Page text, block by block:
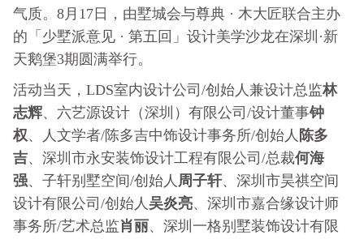
气质。8月17日，由墅城会与尊典 · 木大匠联合主办
的「少墅派意见 · 第五回」设计美学沙龙在深圳·新
天鹅堡3期圆满举行。
活动当天，LDS室内设计公司/创始人兼设计总监林
志辉、六艺源设计（深圳）有限公司/设计董事钟
权、人文学者/陈多吉中饰设计事务所/创始人 陈多
吉、深圳市永安装饰设计工程有限公司/总裁何海
强、子轩别墅空间/创始人 周子轩、深圳市昊祺空间
设计有限公司/创始人 吴炎亮、深圳市嘉合缘设计师
事务所/艺术总监肖丽、深圳一格别墅装饰设计有限